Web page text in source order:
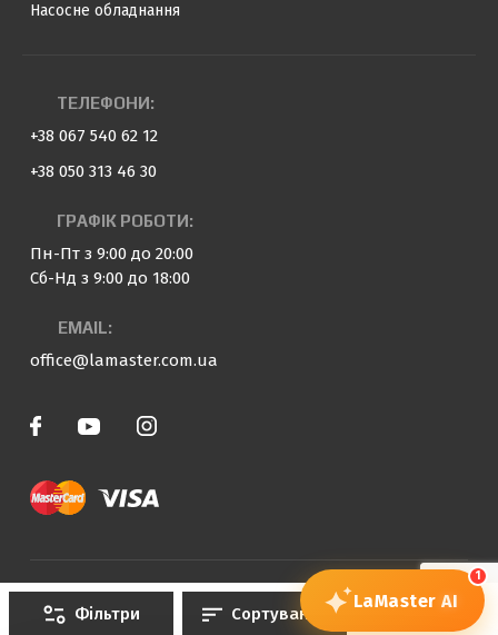
Фільтри Сортування
© 2023 — 2026 «LaMaster»
Насосне обладнання
ТЕЛЕФОНИ:
+38 067 540 62 12
+38 050 313 46 30
ГРАФІК РОБОТИ:
Пн-Пт з 9:00 до 20:00
Сб-Нд з 9:00 до 18:00
EMAIL:
office@lamaster.com.ua
1
LaMaster AI